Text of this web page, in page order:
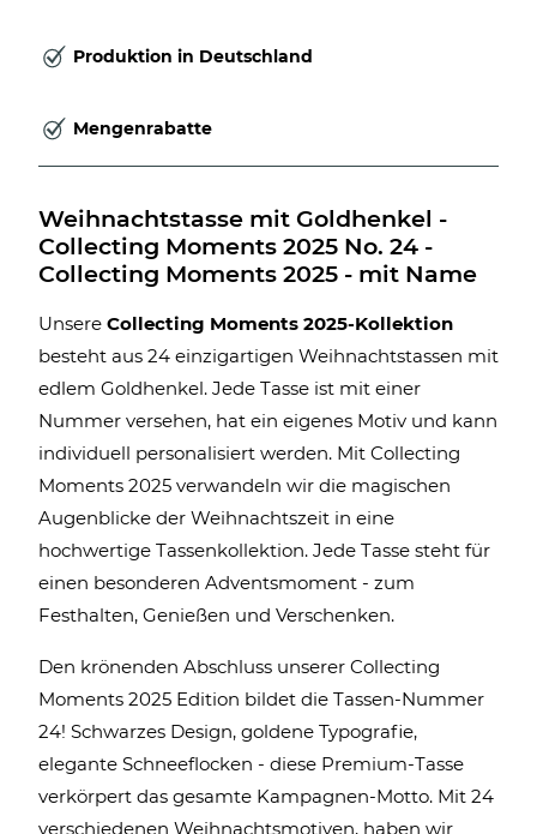
Produktion in Deutschland
Mengenrabatte
Weihnachtstasse mit Goldhenkel -
Collecting Moments 2025 No. 24 -
Collecting Moments 2025 - mit Name
Unsere Collecting Moments 2025-Kollektion
besteht aus 24 einzigartigen Weihnachtstassen mit
edlem Goldhenkel. Jede Tasse ist mit einer
Nummer versehen, hat ein eigenes Motiv und kann
individuell personalisiert werden. Mit Collecting
Moments 2025 verwandeln wir die magischen
Augenblicke der Weihnachtszeit in eine
hochwertige Tassenkollektion. Jede Tasse steht für
einen besonderen Adventsmoment - zum
Festhalten, Genießen und Verschenken.
Den krönenden Abschluss unserer Collecting
Moments 2025 Edition bildet die Tassen-Nummer
24! Schwarzes Design, goldene Typografie,
elegante Schneeflocken - diese Premium-Tasse
verkörpert das gesamte Kampagnen-Motto. Mit 24
verschiedenen Weihnachtsmotiven, haben wir